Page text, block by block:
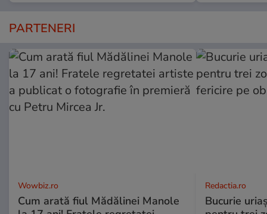
PARTENERI
Wowbiz.ro
Cum arată fiul Mădălinei Manole
Redactia.ro
Bucurie